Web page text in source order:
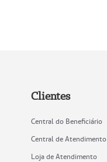
Clientes
Central do Beneficiário
Central de Atendimento
Loja de Atendimento